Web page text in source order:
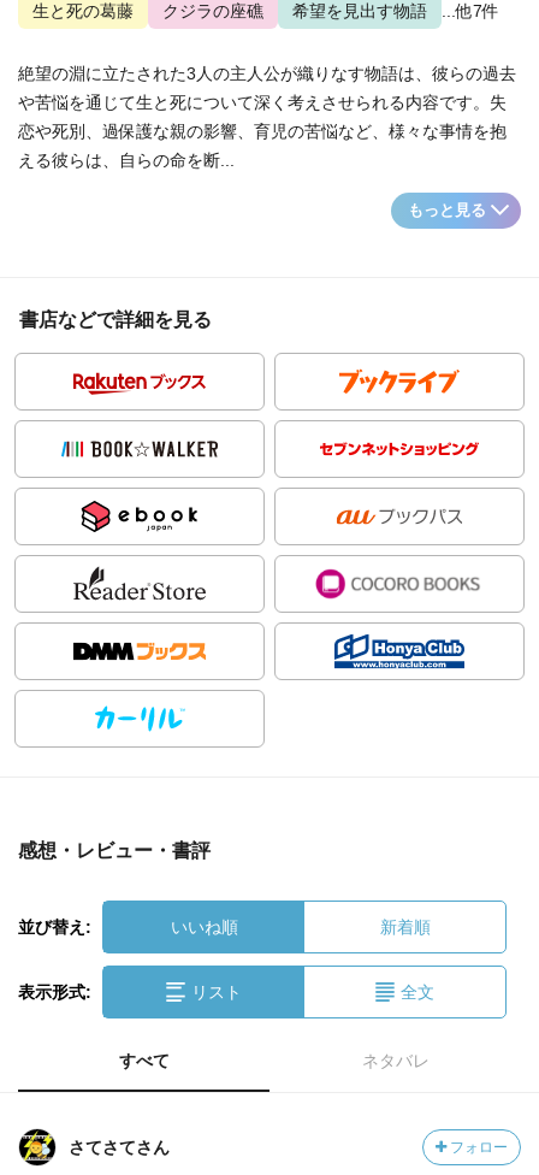
生と死の葛藤 クジラの座礁 希望を見出す物語 ...他7件
絶望の淵に立たされた3人の主人公が織りなす物語は、彼らの過去
や苦悩を通じて生と死について深く考えさせられる内容です。失
恋や死別、過保護な親の影響、育児の苦悩など、様々な事情を抱
える彼らは、自らの命を断...
もっと見る
書店などで詳細を見る
感想・レビュー・書評
並び替え: いいね順 新着順
表示形式: リスト 全文
すべて ネタバレ
さてさてさん フォロー